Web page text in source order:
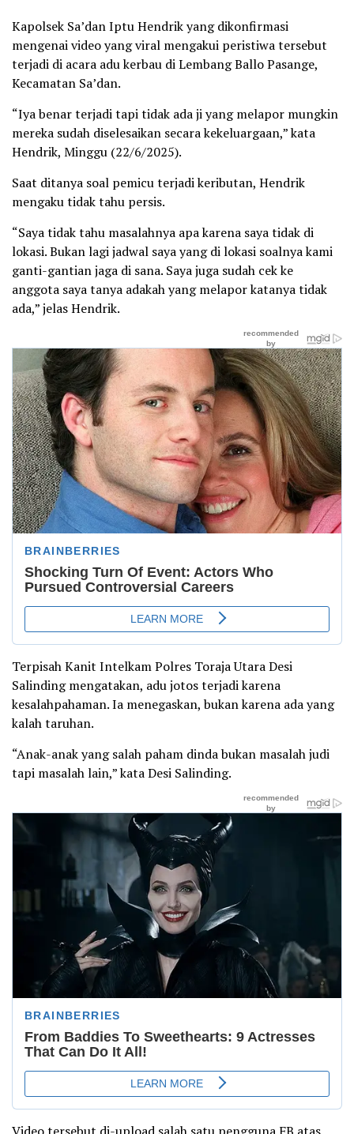
Kapolsek Sa’dan Iptu Hendrik yang dikonfirmasi
mengenai video yang viral mengakui peristiwa tersebut
terjadi di acara adu kerbau di Lembang Ballo Pasange,
Kecamatan Sa’dan.
“Iya benar terjadi tapi tidak ada ji yang melapor mungkin
mereka sudah diselesaikan secara kekeluargaan,” kata
Hendrik, Minggu (22/6/2025).
Saat ditanya soal pemicu terjadi keributan, Hendrik
mengaku tidak tahu persis.
“Saya tidak tahu masalahnya apa karena saya tidak di
lokasi. Bukan lagi jadwal saya yang di lokasi soalnya kami
ganti-gantian jaga di sana. Saya juga sudah cek ke
anggota saya tanya adakah yang melapor katanya tidak
ada,” jelas Hendrik.
Terpisah Kanit Intelkam Polres Toraja Utara Desi
Salinding mengatakan, adu jotos terjadi karena
kesalahpahaman. Ia menegaskan, bukan karena ada yang
kalah taruhan.
“Anak-anak yang salah paham dinda bukan masalah judi
tapi masalah lain,” kata Desi Salinding.